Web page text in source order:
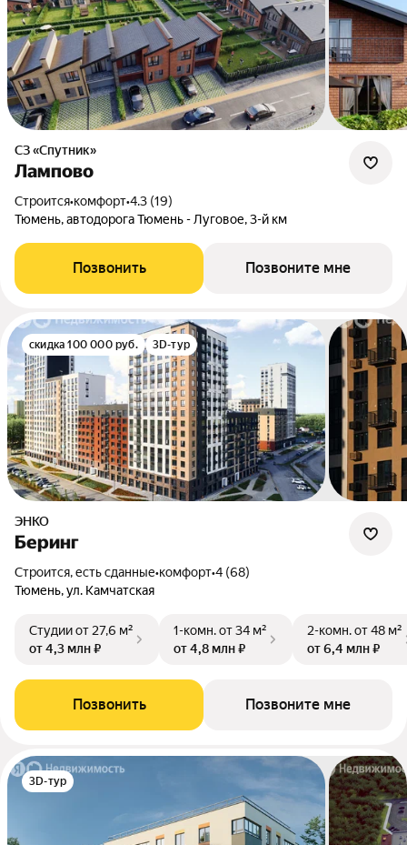
СЗ «Спутник»
Лампово
Строится•комфорт•4.3 (19)
Тюмень, автодорога Тюмень - Луговое, 3-й км
Позвонить Позвоните мне
скидка 100 000 руб. 3D-тур
ЭНКО
Беринг
Строится, есть сданные•комфорт•4 (68)
Тюмень, ул. Камчатская
Студииот 27,6 м²
от 4,3 млн ₽
1-комн.от 34 м²
от 4,8 млн ₽
2-комн.от 48 м²
от 6,4 млн ₽
Позвонить Позвоните мне
3D-тур